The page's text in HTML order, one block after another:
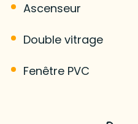
Ascenseur
Double vitrage
Fenêtre PVC